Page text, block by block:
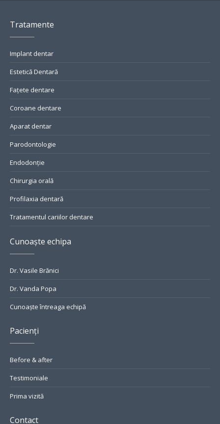
Tratamente
Implant dentar
Estetică Dentară
Fațete dentare
Coroane dentare
Aparat dentar
Parodontologie
Endodonție
Chirurgia orală
Profilaxia dentară
Tratamentul cariilor dentare
Cunoaște echipa
Dr. Vasile Brănici
Dr. Vanda Popa
Cunoaște întreaga echipă
Pacienți
Before & after
Testimoniale
Prima vizită
Contact